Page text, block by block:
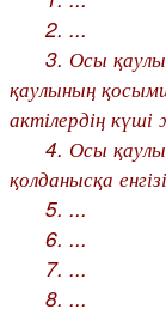
2. ...
3. Осы қаулы
қаулының
актілердің
4. Осы қаулы
қолданысқа
5. ...
6. ...
7. ...
8. ...